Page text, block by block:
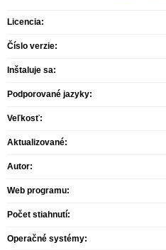
Licencia:
Číslo verzie:
Inštaluje sa:
Podporované jazyky:
Veľkosť:
Aktualizované:
Autor:
Web programu:
Počet stiahnutí:
Operačné systémy: